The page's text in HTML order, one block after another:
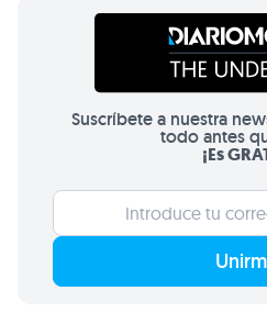
Suscríbete a nuestra
todo antes
¡Es